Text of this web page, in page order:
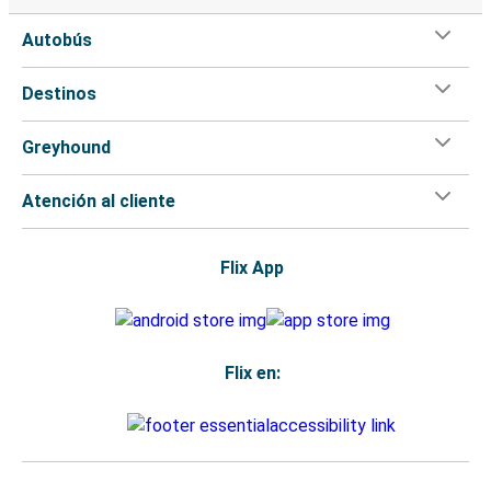
Autobús
Destinos
Greyhound
Atención al cliente
Flix App
Flix en: